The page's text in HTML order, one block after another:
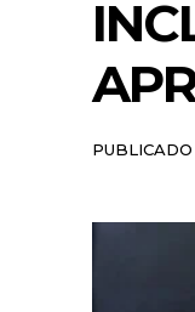
PUBLICADO